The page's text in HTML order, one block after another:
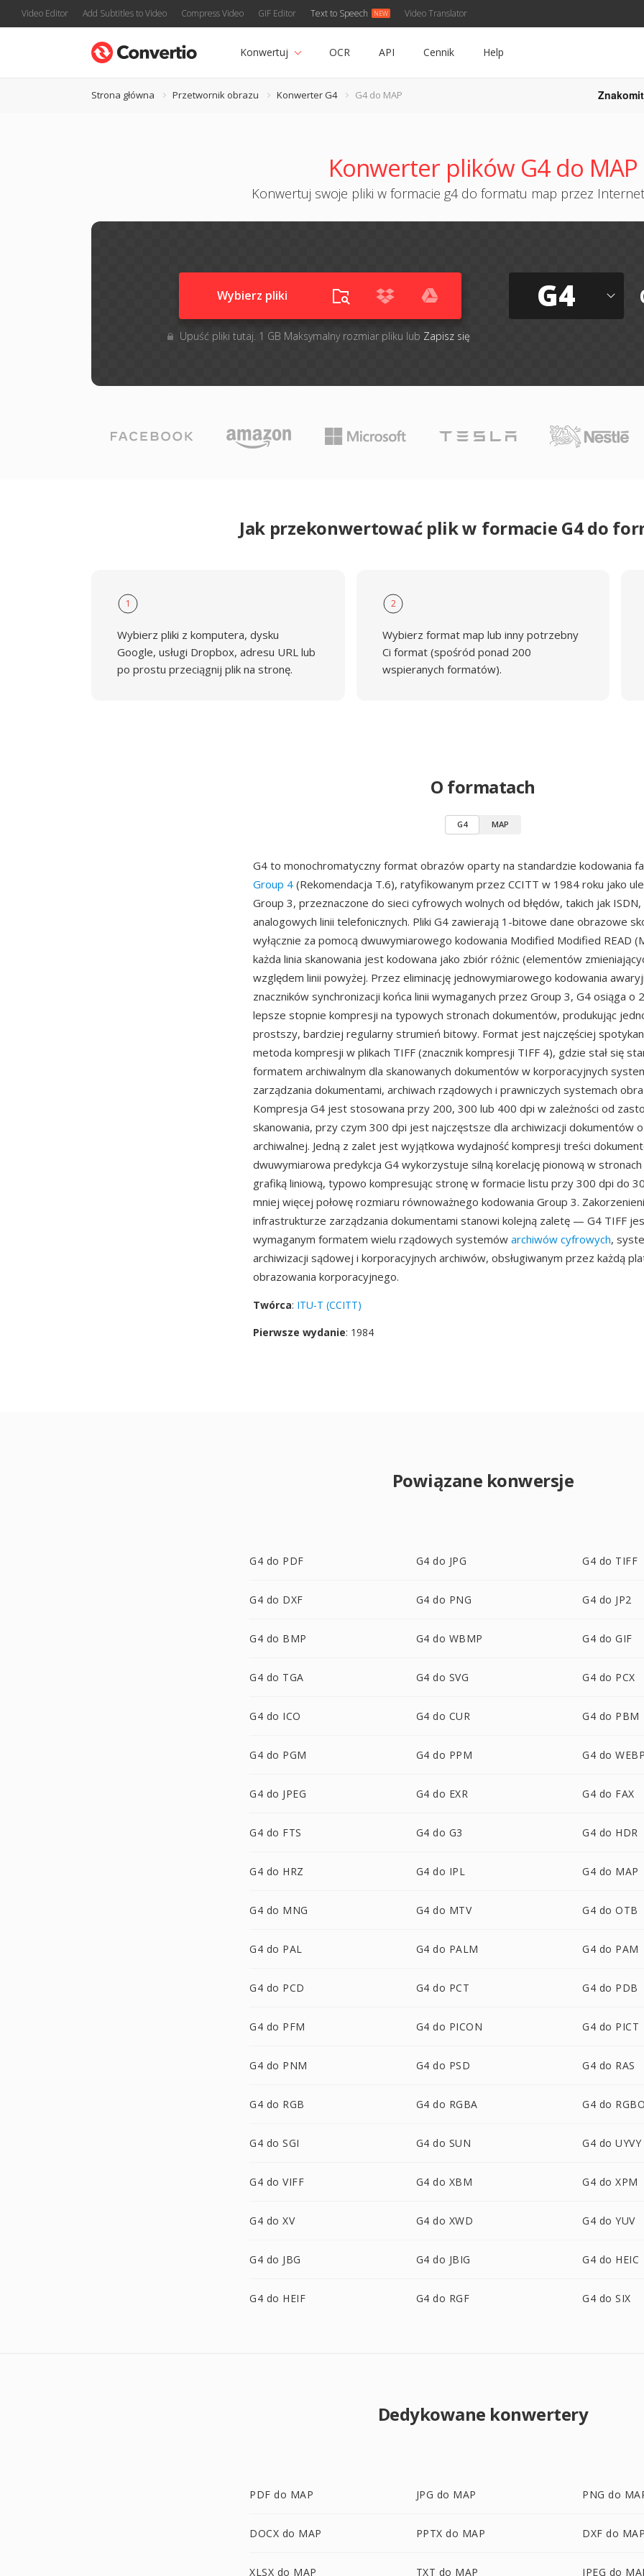
Video Editor Add Subtitles to Video Compress Video GIF Editor Text to Speech Video Translator
Konwertuj OCR API Cennik Help
Strona główna Przetwornik obrazu Konwerter G4 G4 do MAP
Konwerter plików G4 do MAP
Konwertuj swoje pliki w formacie g4 do formatu map przez
Wybierz pliki
Upuść pliki tutaj. 1 GB Maksymalny rozmiar pliku lub Zapisz się
G4
Jak przekonwertować plik w formacie G4 do
1
Wybierz pliki z komputera, dysku
Google, usługi Dropbox, adresu URL lub
po prostu przeciągnij plik na stronę.
2
Wybierz format map lub inny potrzebny
Ci format (spośród ponad 200
wspieranych formatów).
O formatach
G4 MAP
G4 to monochromatyczny format obrazów oparty na standardzie kodowania
Group 4 (Rekomendacja T.6), ratyfikowanym przez CCITT w 1984 roku jako
Group 3, przeznaczone do sieci cyfrowych wolnych od błędów, takich jak ISDN,
analogowych linii telefonicznych. Pliki G4 zawierają 1-bitowe dane obrazowe
wyłącznie za pomocą dwuwymiarowego kodowania Modified Modified READ
każda linia skanowania jest kodowana jako zbiór różnic (elementów
względem linii powyżej. Przez eliminację jednowymiarowego kodowania
znaczników synchronizacji końca linii wymaganych przez Group 3, G4 osiąga o
lepsze stopnie kompresji na typowych stronach dokumentów, produkując
prostszy, bardziej regularny strumień bitowy. Format jest najczęściej
metoda kompresji w plikach TIFF (znacznik kompresji TIFF 4), gdzie stał się
formatem archiwalnym dla skanowanych dokumentów w korporacyjnych
zarządzania dokumentami, archiwach rządowych i prawniczych systemach
Kompresja G4 jest stosowana przy 200, 300 lub 400 dpi w zależności od
skanowania, przy czym 300 dpi jest najczęstsze dla archiwizacji dokumentów
archiwalnej. Jedną z zalet jest wyjątkowa wydajność kompresji treści
dwuwymiarowa predykcja G4 wykorzystuje silną korelację pionową w
grafiką liniową, typowo kompresując stronę w formacie listu przy 300 dpi do
mniej więcej połowę rozmiaru równoważnego kodowania Group 3.
infrastrukturze zarządzania dokumentami stanowi kolejną zaletę — G4 TIFF
wymaganym formatem wielu rządowych systemów archiwów cyfrowych,
archiwizacji sądowej i korporacyjnych archiwów, obsługiwanym przez każdą
obrazowania korporacyjnego.
Twórca: ITU-T (CCITT)
Pierwsze wydanie: 1984
Powiązane konwersje
G4 do PDF G4 do JPG G4 do TIFF
G4 do DXF G4 do PNG G4 do JP2
G4 do BMP G4 do WBMP G4 do GIF
G4 do TGA G4 do SVG G4 do PCX
G4 do ICO G4 do CUR G4 do PBM
G4 do PGM G4 do PPM G4 do
G4 do JPEG G4 do EXR G4 do FAX
G4 do FTS G4 do G3 G4 do HDR
G4 do HRZ G4 do IPL G4 do MAP
G4 do MNG G4 do MTV G4 do OTB
G4 do PAL G4 do PALM G4 do PAM
G4 do PCD G4 do PCT G4 do PDB
G4 do PFM G4 do PICON G4 do PICT
G4 do PNM G4 do PSD G4 do RAS
G4 do RGB G4 do RGBA G4 do
G4 do SGI G4 do SUN G4 do UYVY
G4 do VIFF G4 do XBM G4 do XPM
G4 do XV G4 do XWD G4 do YUV
G4 do JBG G4 do JBIG G4 do HEIC
G4 do HEIF G4 do RGF G4 do SIX
Dedykowane konwertery
PDF do MAP JPG do MAP PNG do
DOCX do MAP PPTX do MAP DXF do
XLSX do MAP TXT do MAP JPEG do